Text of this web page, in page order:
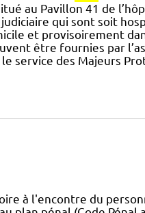
au Pavillon 41 de
qui sont soit
et provisoirement
être fournies par
service des Majeurs
à l'encontre du